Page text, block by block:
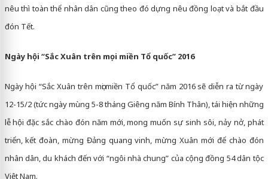
nêu thì toàn thể nhân dân cũng theo đó dựng nêu đồng loạt và bắt đầu
đón Tết.
Ngày hội “Sắc Xuân trên mọi miền Tổ quốc” 2016
Ngày hội “Sắc Xuân trên mọi miền Tổ quốc” năm 2016 sẽ diễn ra từ ngày
12-15/2 (tức ngày mùng 5-8 tháng Giêng năm Bính Thân), tái hiện những
lễ hội đặc sắc chào đón năm mới, mong muốn sự sinh sôi, nảy nở, phát
triển, kết đoàn, mừng Đảng quang vinh, mừng Xuân mới để chào đón
nhân dân, du khách đến với “ngôi nhà chung” của cộng đồng 54 dân tộc
Việt Nam.